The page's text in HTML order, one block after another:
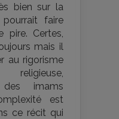
bien sur la
faire
pire. Certes,
mais il
au rigorisme
imams
est
ce récit qui